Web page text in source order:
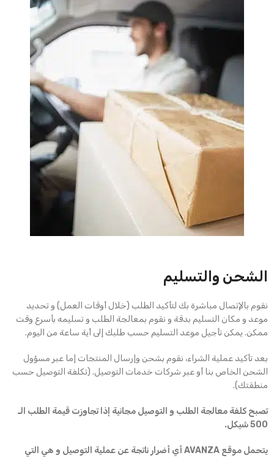
الشحن والتسليم
نقوم بالإتصال مباشرة بك لتأكيد الطلب (خلال أوقات العمل) و تحديد
موعد و مكان التسليم بدقة و نقوم بمعالجة الطلب و تسليمه بأسرع وقت
ممكن. يمكن تأجيل موعد التسليم حسب طلبك إلى أية ساعة من اليوم.
بعد تأكيد عملية الشراء، نقوم بشحن وإرسال المنتجات إما عبر مسؤول
الشحن الخاص بنا أو عبر شركات خدمات التوصيل. (تكلفة التوصيل حسب
منطقتك).
تصبح كلفة معالجة الطلب و التوصيل مجانية إذا تجاوزت قيمة الطلب الـ
500 شيكل.
يتحمل موقع AVANZA أي أضرار ناتجة عن عملية التوصيل و هي التي